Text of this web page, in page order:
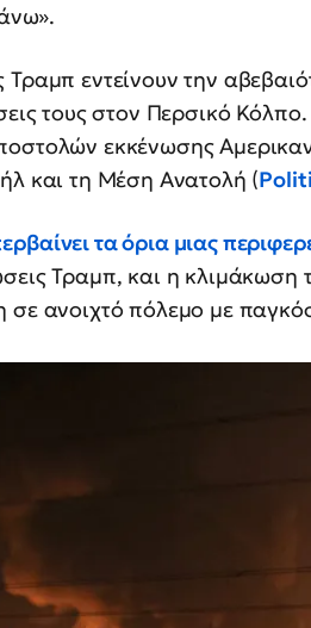
εντείνουν την
τους στον Περσικό
εκκένωσης
και τη Μέση Ανατολή (
τα όρια μιας
Τραμπ, και η κλιμάκωση
ανοιχτό πόλεμο με